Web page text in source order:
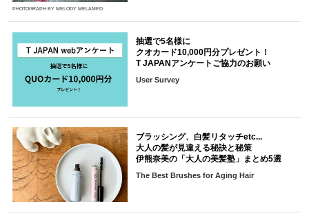
PHOTOGRAPH BY MELODY MELAMED
抽選で5名様に
クオカード10,000円分プレゼント！
T JAPANアンケートご協力のお願い
User Survey
ブラッシング、白髪リタッチetc...
大人の髪が見違える秘訣と秘策
伊熊奈美の「大人の美髪塾」まとめ5選
The Best Brushes for Aging Hair